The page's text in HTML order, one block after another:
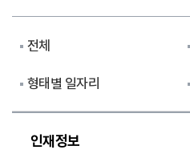
전체
형태별 일자리
인재정보